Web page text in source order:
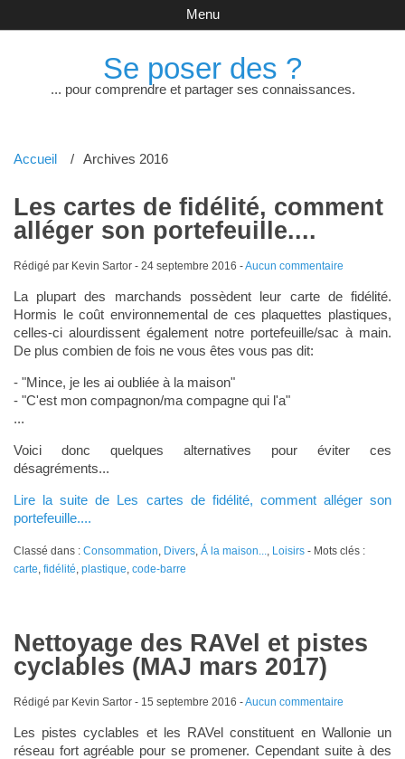
Se poser des ?
... pour comprendre et partager ses connaissances.
Menu
Accueil Archives 2016
Les cartes de fidélité, comment
alléger son portefeuille....
Rédigé par Kevin Sartor - 24 septembre 2016 -Aucun commentaire
La plupart des marchands possèdent leur carte de fidélité.
Hormis le coût environnemental de ces plaquettes plastiques,
celles-ci alourdissent également notre portefeuille/sac à main.
De plus combien de fois ne vous êtes vous pas dit:
- "Mince, je les ai oubliée à la maison"
- "C'est mon compagnon/ma compagne qui l'a"
...
Voici donc quelques alternatives pour éviter ces
désagréments...
Lire la suite de Les cartes de fidélité, comment alléger son
portefeuille....
Classé dans : Consommation Divers, Á la maison... Loisirs- Mots clés :
carte fidélité plastique code-barre
Nettoyage des RAVel et pistes
cyclables (MAJ mars 2017)
Rédigé par Kevin Sartor - 15 septembre 2016 -Aucun commentaire
Les pistes cyclables et les RAVel constituent en Wallonie un
réseau fort agréable pour se promener. Cependant suite à des